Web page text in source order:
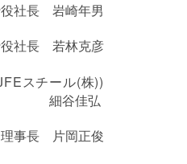
社長 岩崎年男
社長 若林克彦
スチール(株))
細谷佳弘
事長 片岡正俊